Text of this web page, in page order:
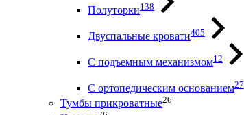
Полуторки138
Двуспальные кровати405
С подъемным механизмом12
С ортопедическим основанием27
Тумбы прикроватные26